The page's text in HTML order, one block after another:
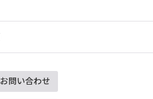
お問い合わせ